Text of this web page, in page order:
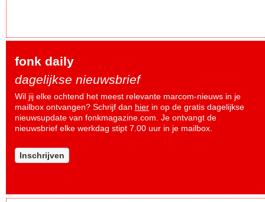
fonk daily
dagelijkse nieuwsbrief
Wil jij elke ochtend het meest relevante marcom-nieuws in je
mailbox ontvangen? Schrijf dan hier in op de gratis dagelijkse
nieuwsupdate van fonkmagazine.com. Je ontvangt de
nieuwsbrief elke werkdag stipt 7.00 uur in je mailbox.
Inschrijven